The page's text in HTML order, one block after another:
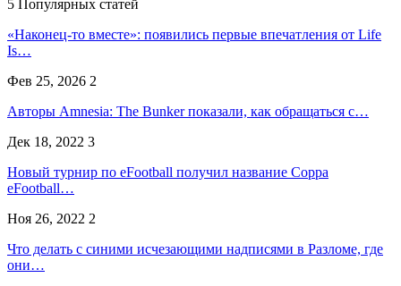
5 Популярных статей
«Наконец-то вместе»: появились первые впечатления от Life
Is…
Фев 25, 2026 2
Авторы Amnesia: The Bunker показали, как обращаться с…
Дек 18, 2022 3
Новый турнир по eFootball получил название Coppa
eFootball…
Ноя 26, 2022 2
Что делать с синими исчезающими надписями в Разломе, где
они…